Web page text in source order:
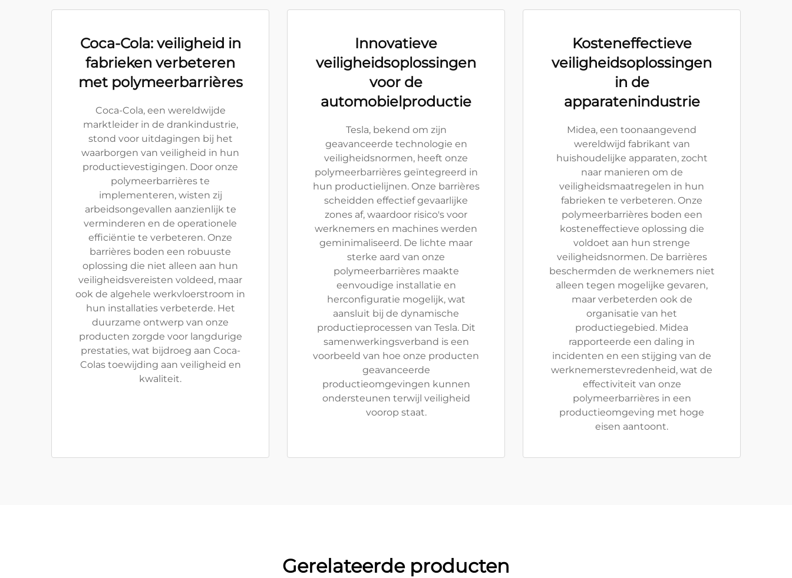
Coca-Cola: veiligheid in
fabrieken verbeteren
met polymeerbarrières
Coca-Cola, een wereldwijde
marktleider in de drankindustrie,
stond voor uitdagingen bij het
waarborgen van veiligheid in hun
productievestigingen. Door onze
polymeerbarrières te
implementeren, wisten zij
arbeidsongevallen aanzienlijk te
verminderen en de operationele
efficiëntie te verbeteren. Onze
barrières boden een robuuste
oplossing die niet alleen aan hun
veiligheidsvereisten voldeed, maar
ook de algehele werkvloerstroom in
hun installaties verbeterde. Het
duurzame ontwerp van onze
producten zorgde voor langdurige
prestaties, wat bijdroeg aan Coca-
Colas toewijding aan veiligheid en
kwaliteit.
Innovatieve
veiligheidsoplossingen
voor de
automobielproductie
Tesla, bekend om zijn
geavanceerde technologie en
veiligheidsnormen, heeft onze
polymeerbarrières geïntegreerd in
hun productielijnen. Onze barrières
scheidden effectief gevaarlijke
zones af, waardoor risico's voor
werknemers en machines werden
geminimaliseerd. De lichte maar
sterke aard van onze
polymeerbarrières maakte
eenvoudige installatie en
herconfiguratie mogelijk, wat
aansluit bij de dynamische
productieprocessen van Tesla. Dit
samenwerkingsverband is een
voorbeeld van hoe onze producten
geavanceerde
productieomgevingen kunnen
ondersteunen terwijl veiligheid
voorop staat.
Kosteneffectieve
veiligheidsoplossingen
in de
apparatenindustrie
Midea, een toonaangevend
wereldwijd fabrikant van
huishoudelijke apparaten, zocht
naar manieren om de
veiligheidsmaatregelen in hun
fabrieken te verbeteren. Onze
polymeerbarrières boden een
kosteneffectieve oplossing die
voldoet aan hun strenge
veiligheidsnormen. De barrières
beschermden de werknemers niet
alleen tegen mogelijke gevaren,
maar verbeterden ook de
organisatie van het
productiegebied. Midea
rapporteerde een daling in
incidenten en een stijging van de
werknemerstevredenheid, wat de
effectiviteit van onze
polymeerbarrières in een
productieomgeving met hoge
eisen aantoont.
Gerelateerde producten